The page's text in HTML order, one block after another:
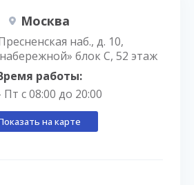
Москва
наб., д. 10,
блок С, 52 этаж
работы:
с 08:00 до 20:00
на карте